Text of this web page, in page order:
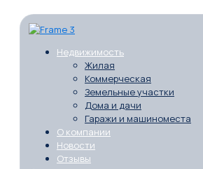
Недвижимость
Жилая
Коммерческая
Земельные участки
Дома и дачи
Гаражи и машиноместа
О компании
Новости
Отзывы